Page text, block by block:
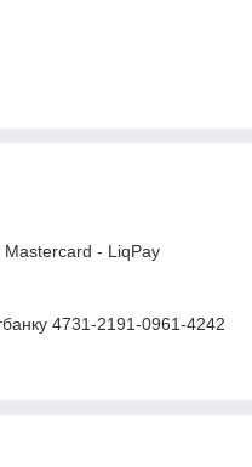
- LiqPay
4731-2191-0961-4242